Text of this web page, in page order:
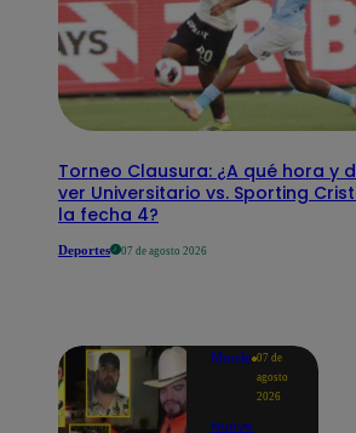
Torneo Clausura: ¿A qué hora y
ver Universitario vs. Sporting
la fecha 4?
Deportes 07 de agosto 2026
Mundo 07 de
agosto
2026
Nueve